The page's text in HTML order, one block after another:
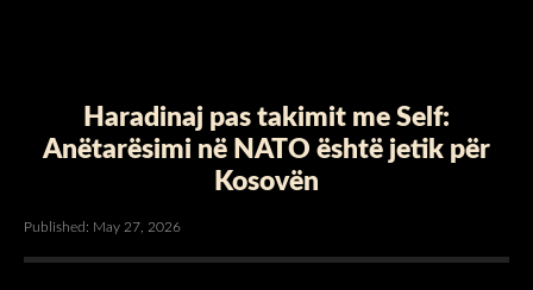
Haradinaj pas takimit me Self:
Anëtarësimi në NATO është jetik për
Kosovën
Published: May 27, 2026